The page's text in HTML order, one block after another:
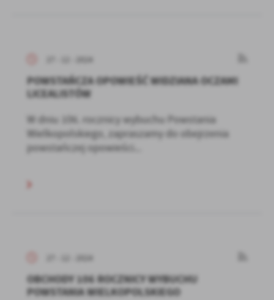
27 - 12 - 2024
POWSTAŃCZA OPOWIEŚĆ WIDZIANA OCZAMI
LICEALISTÓW
W dniu 106. rocznicy wybuchu Powstania
Wielkopolskiego, zapraszamy do obejrzenia
powstańczej opowieści...
27 - 12 - 2024
OBCHODY 106 ROCZNICY WYBUCHU
POWSTANIA WIELKOPOLSKIEGO